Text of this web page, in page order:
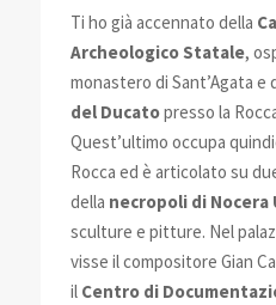
Ti ho già accennato della
Archeologico Statale,
monastero di Sant’Agata e
del Ducatopresso la
Quest’ultimo occupa
Rocca ed è articolato su
della necropoli di Nocera
sculture e pitture. Nel
visse il compositore Gian
ilCentro di